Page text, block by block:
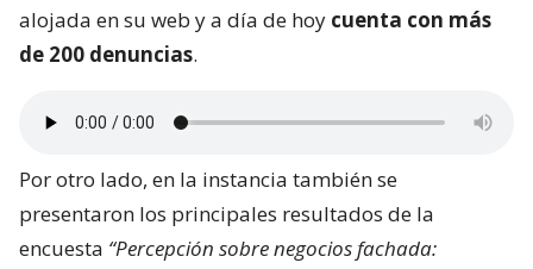
alojada en su web y a día de hoy cuenta con más
de 200 denuncias.
Por otro lado, en la instancia también se
presentaron los principales resultados de la
encuesta “Percepción sobre negocios fachada: